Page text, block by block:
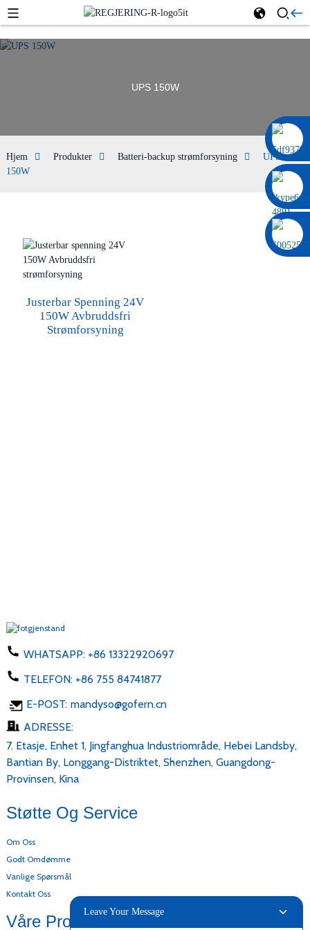
0086 13322920697
UPS 150W
Hjem Produkter Batteri-backup strømforsyning
UPS
150W
Justerbar Spenning 24V
150W Avbruddsfri
Strømforsyning
WHATSAPP: +86 13322920697
TELEFON: +86 755 84741877
E-POST: mandyso@gofern.cn
ADRESSE:
7. Etasje, Enhet 1, Jingfanghua Industriområde, Hebei Landsby,
Bantian By, Longgang-Distriktet, Shenzhen, Guangdong-
Provinsen, Kina
Støtte Og Service
Om Oss
Godt Omdømme
Vanlige Spørsmål
Kontakt Oss
Våre Produkter
Leave Your Message